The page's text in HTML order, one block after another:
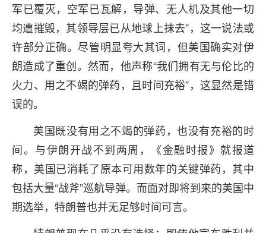
军已覆灭，空军已瓦解，导弹、无人机及其他一切
均遭摧毁，其领导层已从地球上抹去”，这一说法或
许部分正确。尽管明显夸大其词，但美国确实对伊
朗造成了重创。然而，他声称“我们拥有无与伦比的
火力、用之不竭的弹药，且时间充裕”，这显然是错
误的。
美国既没有用之不竭的弹药，也没有充裕的时
间。与伊朗开战不到两周，《金融时报》就报道
称，美国已消耗了原本可用数年的关键弹药，其中
包括大量“战斧”巡航导弹。而面对即将到来的美国中
期选举，特朗普也并无足够时间可言。